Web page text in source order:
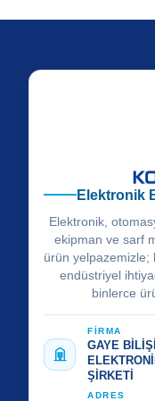
Elektronik
Elektronik,
ekipman ve sarf
ürün yelpazemizle;
endüstriyel
binlerce
FİRMA
GAYE
ŞİRKETİ
ADRES